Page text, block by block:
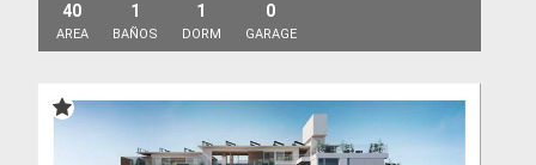
40
AREA
1
BAÑOS
1
DORM
0
GARAGE